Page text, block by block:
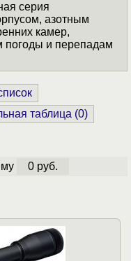
серия
азотным
камер,
погоды и перепадам
таблица (0)
0 руб.